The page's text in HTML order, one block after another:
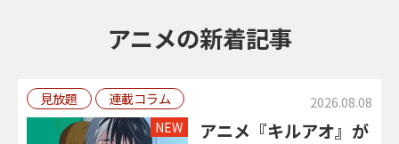
アニメの新着記事
見放題 連載コラム 2026.08.08
NEW
アニメ『キルアオ』が